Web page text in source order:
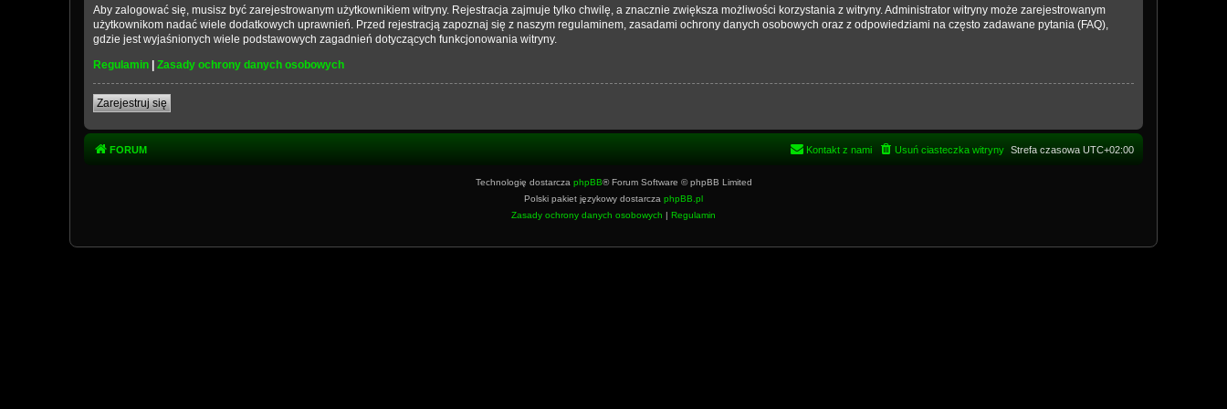
Aby zalogować się, musisz być zarejestrowanym użytkownikiem witryny. Rejestracja zajmuje tylko chwilę, a znacznie zwiększa możliwości korzystania z witryny. Administrator witryny może zarejestrowanym
użytkownikom nadać wiele dodatkowych uprawnień. Przed rejestracją zapoznaj się z naszym regulaminem, zasadami ochrony danych osobowych oraz z odpowiedziami na często zadawane pytania (FAQ),
gdzie jest wyjaśnionych wiele podstawowych zagadnień dotyczących funkcjonowania witryny.
Regulamin | Zasady ochrony danych osobowych
Zarejestruj się
FORUM Strefa czasowa UTC+02:00
Usuń ciasteczka witryny
Kontakt z nami
Technologię dostarcza phpBB® Forum Software © phpBB Limited
Polski pakiet językowy dostarcza phpBB.pl
Zasady ochrony danych osobowych | Regulamin